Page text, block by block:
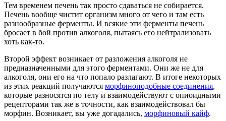
Тем временем печень так просто сдаваться не собирается.
Печень вообще чистит организм много от чего и там есть
разнообразные ферменты. И всякие эти ферменты печень
бросает в бой против алкоголя, пытаясь его нейтрализовать
хоть как-то.
Второй эффект возникает от разложения алкоголя не
предназначенными для этого ферментами. Они же не для
алкоголя, они его на что попало разлагают. В итоге некоторых
из этих реакций получаются морфиноподобные соединения,
которые разносятся по телу и взаимодействуют с опиоидными
рецепторами так же в точности, как взаимодействовал бы
морфин. Возникает, вы уже догадались, морфиновый кайф.